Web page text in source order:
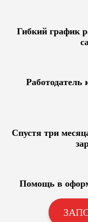
Гибкий график
Работодатель
Спустя три
Помощь в